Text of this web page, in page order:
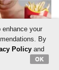
your
By
Policyand
OK